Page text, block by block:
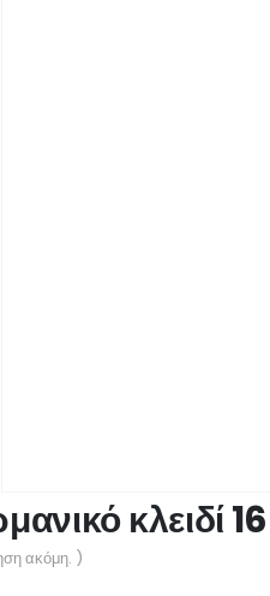
κλειδί
ακόμη. )